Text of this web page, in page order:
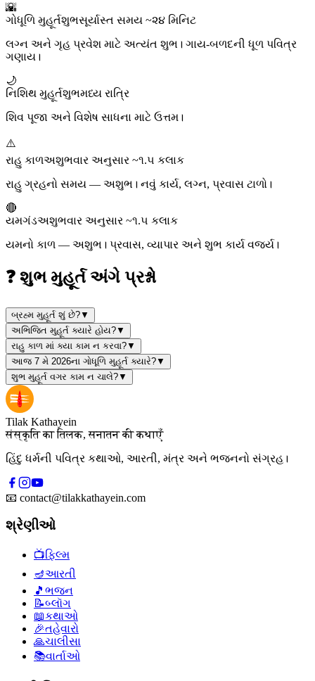
🌇
ગોધૂળિ મુહૂર્તશુભસૂર્યાસ્ત સમય ~૨૪ મિનિટ
લગ્ન અને ગૃહ પ્રવેશ માટે અત્યંત શુભ। ગાય-બળદની ધૂળ પવિત્ર
ગણાય।
🌙
નિશિથ મુહૂર્તશુભમધ્ય રાત્રિ
શિવ પૂજા અને વિશેષ સાધના માટે ઉત્તમ।
⚠️
રાહુ કાળઅશુભવાર અનુસાર ~૧.૫ કલાક
રાહુ ગ્રહનો સમય — અશુભ। નવું કાર્ય, લગ્ન, પ્રવાસ ટાળો।
🔴
યમગંડઅશુભવાર અનુસાર ~૧.૫ કલાક
યમનો કાળ — અશુભ। પ્રવાસ, વ્યાપાર અને શુભ કાર્ય વર્જ્ય।
❓ શુભ મુહૂર્ત અંગે પ્રશ્નો
બ્રહ્મ મુહૂર્ત શું છે?▼
અભિજિત મુહૂર્ત ક્યારે હોય?▼
રાહુ કાળ માં ક્યા કામ ન કરવા?▼
આજ 7 મે 2026ના ગોધૂળિ મુહૂર્ત ક્યારે?▼
શુભ મુહૂર્ત વગર કામ ન ચાલે?▼
Tilak Kathayein
संस्कृति का तिलक, सनातन की कथाएँ
હિંદુ ધર્મની પવિત્ર કથાઓ, આરતી, મંત્ર અને ભજનનો સંગ્રહ।
📧 contact@tilakkathayein.com
શ્રેણીઓ
📺ફિલ્મ
🪔આરતી
🎵 ભજન
📝બ્લૉગ
📖કથાઓ
🎉તહેવારો
🙏ચાલીસા
📚વાર્તાઓ